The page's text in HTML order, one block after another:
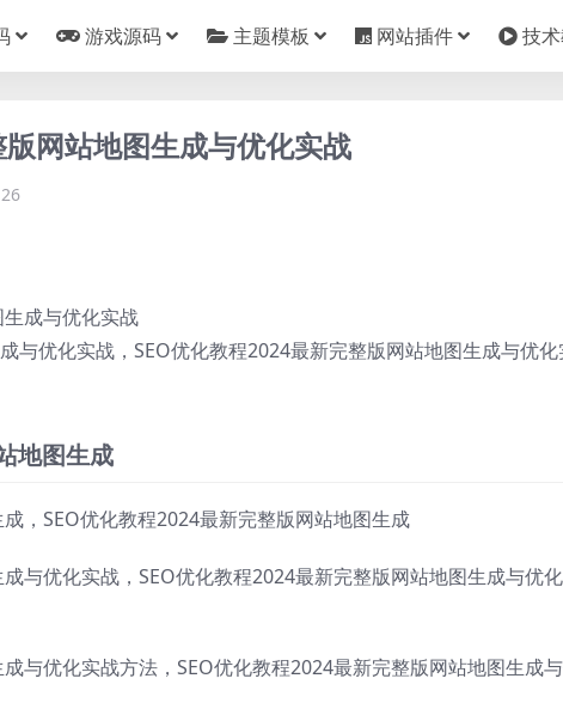
游戏源码 主题模板 网站插件 技
网站地图生成与优化实战
26
与优化实战，SEO优化教程2024最新完整版网站地图生成与优化
地图生成
，SEO优化教程2024最新完整版网站地图生成
与优化实战，SEO优化教程2024最新完整版网站地图生成与优
与优化实战方法，SEO优化教程2024最新完整版网站地图生成